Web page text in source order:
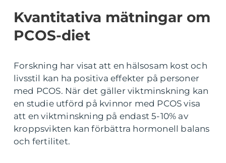
Kvantitativa mätningar om
PCOS-diet
Forskning har visat att en hälsosam kost och
livsstil kan ha positiva effekter på personer
med PCOS. När det gäller viktminskning kan
en studie utförd på kvinnor med PCOS visa
att en viktminskning på endast 5-10% av
kroppsvikten kan förbättra hormonell balans
och fertilitet.